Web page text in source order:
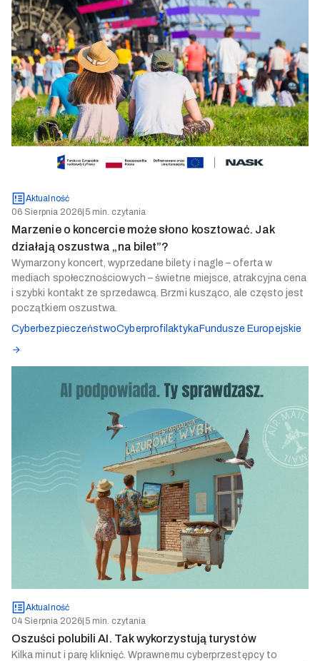
Aktualność
06 Sierpnia 2026 5 min. czytania
Marzenie o koncercie może słono kosztować. Jak
działają oszustwa „na bilet”?
Wymarzony koncert, wyprzedane bilety i nagle – oferta w
mediach społecznościowych – świetne miejsce, atrakcyjna cena
i szybki kontakt ze sprzedawcą. Brzmi kusząco, ale często jest
początkiem oszustwa.
CyberbezpieczeństwoCyberprofilaktyka Fundusze Europejskie
Aktualność
04 Sierpnia 2026 5 min. czytania
Oszuści polubili AI. Tak wykorzystują turystów
Kilka minut i parę kliknięć. Wprawnemu cyberprzestępcy to